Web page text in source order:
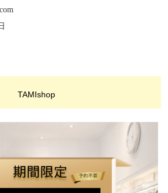
TAMIshop